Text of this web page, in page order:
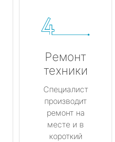
Ремонт
техники
Специалист
производит
ремонт на
месте и в
короткий